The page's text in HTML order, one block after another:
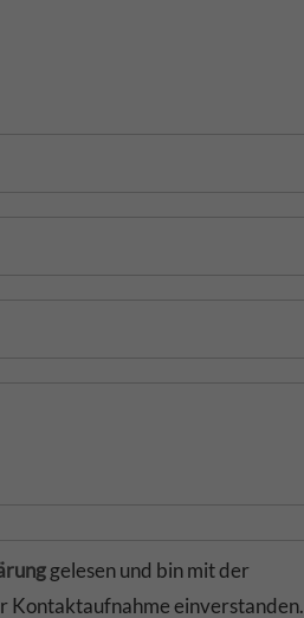
gelesen und bin mit der
Kontaktaufnahme einverstanden.